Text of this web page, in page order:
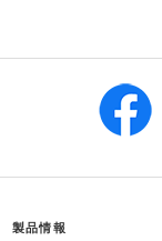
製品情報